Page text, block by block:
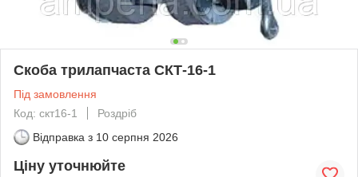
Скоба трилапчаста СКТ-16-1
Під замовлення
Код: скт16-1
Роздріб
Відправка з 10 серпня 2026
Ціну уточнюйте